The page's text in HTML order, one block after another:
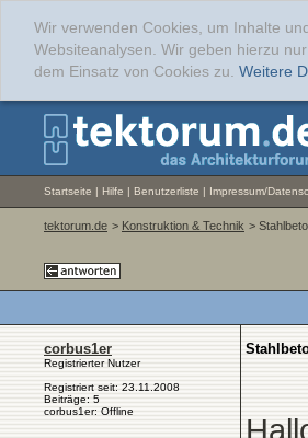
Wir verwenden Cookies, um Inhalte
Websiteanalysen. Wir geben hierzu
dem Einsatz von Cookies zu. Weitere
Startseite | Hilfe | Benutzerliste | Impressum/
tektorum.de > Konstruktion & Technik >
corbus1er
Registrierter Nutzer
Registriert seit: 23.11.2008
Beiträge: 5
corbus1er: Offline